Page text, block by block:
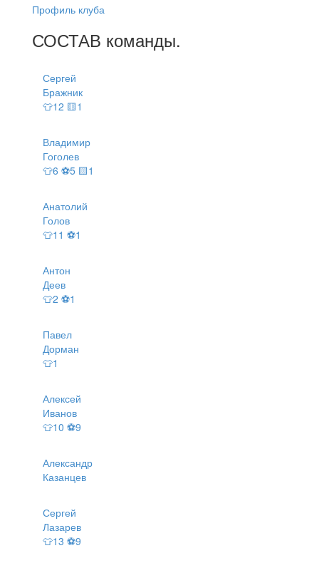
Профиль клуба
СОСТАВ команды.
Сергей
Бражник
👕12 🟨1
Владимир
Гоголев
👕6 ⚽5 🟨1
Анатолий
Голов
👕11 ⚽1
Антон
Деев
👕2 ⚽1
Павел
Дорман
👕1
Алексей
Иванов
👕10 ⚽9
Александр
Казанцев
Сергей
Лазарев
👕13 ⚽9